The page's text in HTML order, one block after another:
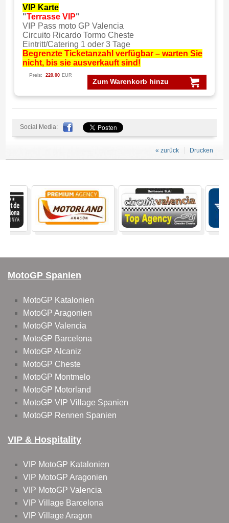
VIP Karte
"Terrasse VIP"
VIP Pass moto GP Valencia
Circuito Ricardo Tormo Cheste
Eintritt/Catering 1 oder 3 Tage
Begrenzte Ticketanzahl verfügbar – warten Sie
nicht, bis sie ausverkauft sind!
Zum Warenkorb hinzu
Preis: 220.00 EUR
Social Media:
Drucken
« zurück
MotoGP Spanien
MotoGP Katalonien
MotoGP Aragonien
MotoGP Valencia
MotoGP Barcelona
MotoGP Alcaniz
MotoGP Cheste
MotoGP Montmelo
MotoGP Motorland
MotoGP VIP Village Spanien
MotoGP Rennen Spanien
VIP & Hospitality
VIP MotoGP Katalonien
VIP MotoGP Aragonien
VIP MotoGP Valencia
VIP Village Barcelona
VIP Village Aragon